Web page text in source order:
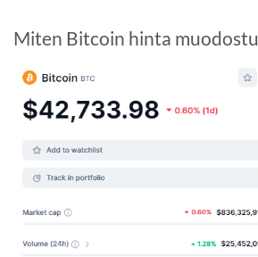
Miten Bitcoin hinta